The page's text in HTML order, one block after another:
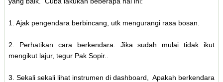
1. Ajak pengendara berbincang, utk mengurangi rasa bosan.
2. Perhatikan cara berkendara. Jika sudah mulai tidak ikut
mengikut lajur, tegur Pak Sopir..
3. Sekali sekali lihat instrumen di dashboard, Apakah berkendara